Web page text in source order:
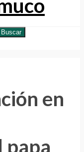
Buscar
en
papa